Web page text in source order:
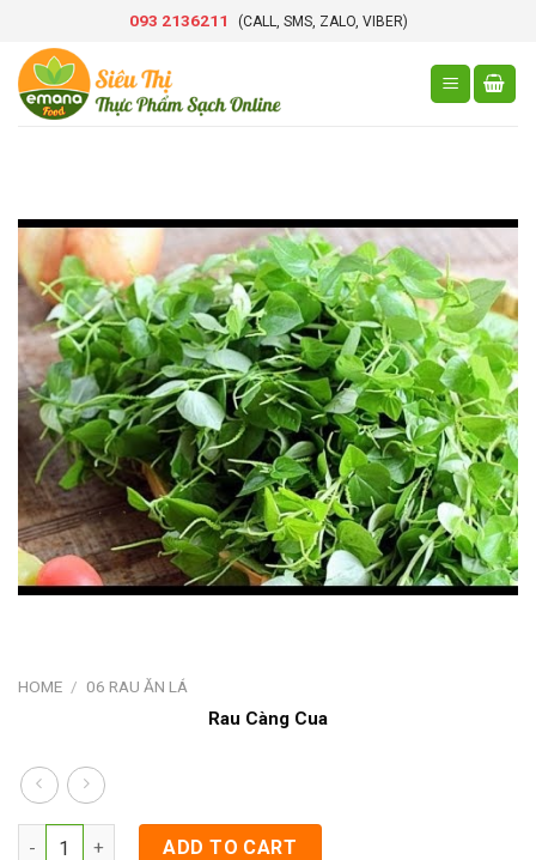
content
093 2136211 (CALL, SMS, ZALO, VIBER)
HOME / 06 RAU ĂN LÁ
Rau Càng Cua
Rau Càng Cua quantityADD TO CART